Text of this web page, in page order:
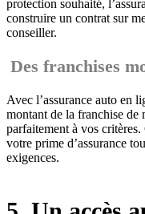
protection souhaité,
construire un contrat sur
conseiller.
Des franchises
Avec l’assurance auto en
montant de la franchise de
parfaitement à vos
votre prime d’assurance
exigences.